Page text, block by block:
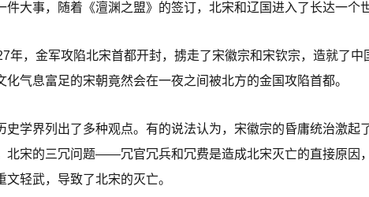
件大事，随着《澶渊之盟》的签订，北宋和辽国进入了长达一个世
年，金军攻陷北宋首都开封，掳走了宋徽宗和宋钦宗，造就了
气息富足的宋朝竟然会在一夜之间被北方的金国攻陷首都。
学界列出了多种观点。有的说法认为，宋徽宗的昏庸统治激起
北宋的三冗问题——冗官冗兵和冗费是造成北宋灭亡的直接原因
轻武，导致了北宋的灭亡。